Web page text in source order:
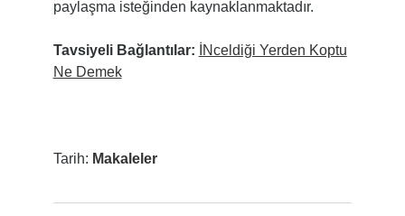
paylaşma isteğinden kaynaklanmaktadır.
Tavsiyeli Bağlantılar:
İNceldiği Yerden Koptu
Ne Demek
Tarih: Makaleler